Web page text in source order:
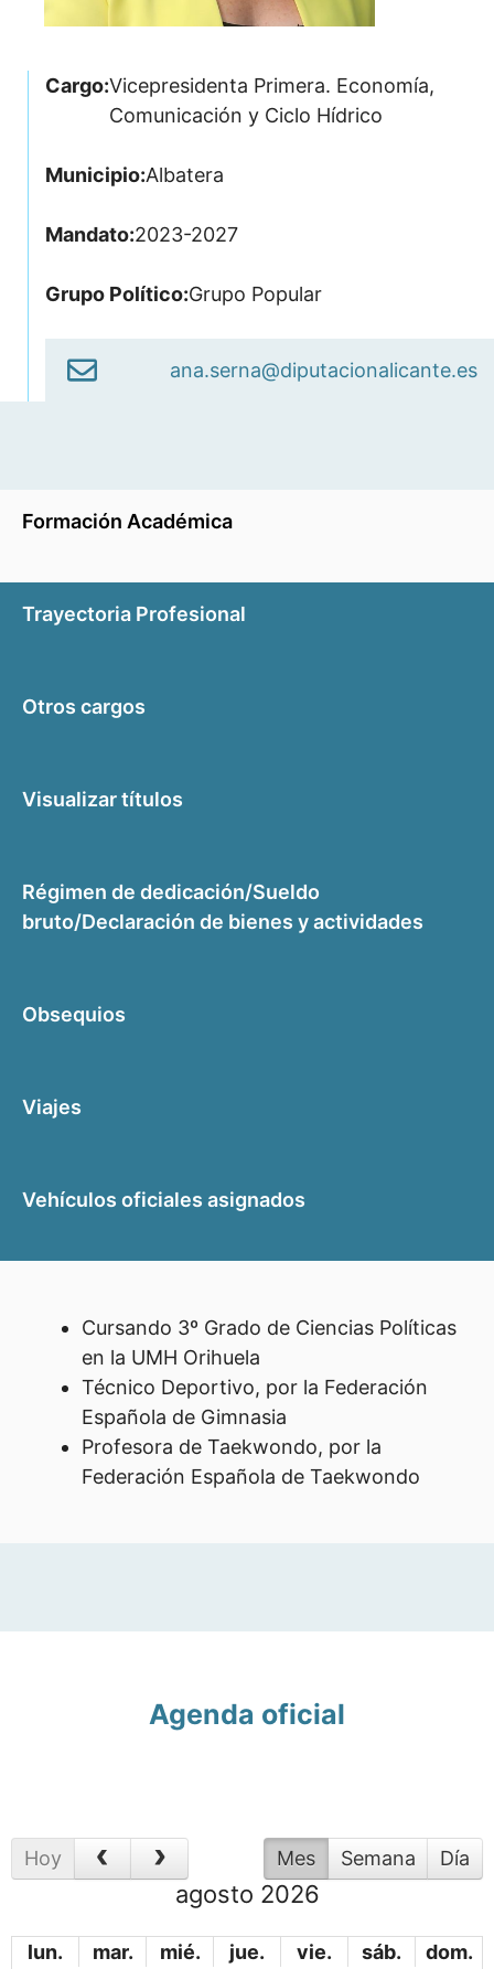
Cargo:Vicepresidenta Primera. Economía,
Comunicación y Ciclo Hídrico
Municipio:Albatera
Mandato:2023-2027
Grupo Político:Grupo Popular
ana.serna@diputacionalicante.es
Formación Académica
Trayectoria Profesional
Otros cargos
Visualizar títulos
Régimen de dedicación/Sueldo
bruto/Declaración de bienes y actividades
Obsequios
Viajes
Vehículos oficiales asignados
Cursando 3º Grado de Ciencias Políticas
en la UMH Orihuela
Técnico Deportivo, por la Federación
Española de Gimnasia
Profesora de Taekwondo, por la
Federación Española de Taekwondo
Agenda oficial
Hoy Mes Semana Día
agosto 2026
lun. mar. mié. jue. vie. sáb. dom.